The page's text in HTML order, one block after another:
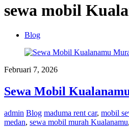
sewa mobil
Blog
Februari 7, 2026
Sewa Mobil
admin Blog maduma rent car, mobil
medan, sewa mobil murah Kualanamu,